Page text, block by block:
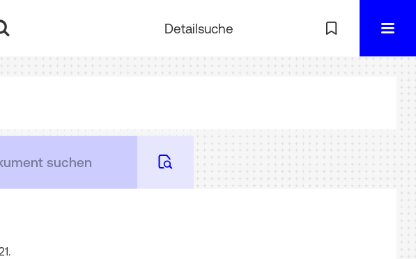
Detailsuche
.